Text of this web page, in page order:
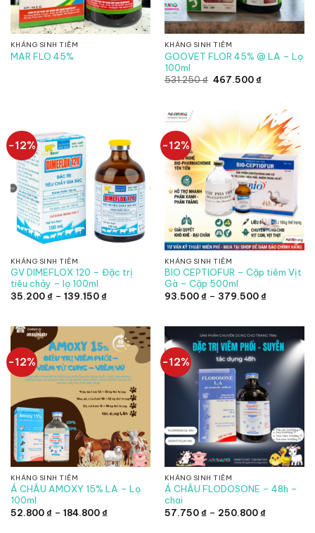
KHÁNG SINH TIÊM
MAR FLO 45%
KHÁNG SINH TIÊM
GOOVET FLOR 45% @ LA – Lọ
100ml
531.250₫ Giá
467.500₫Giá
467.500 ₫.
-12%
KHÁNG SINH TIÊM
GV DIMEFLOX 120 – Đặc trị
tiêu chảy – lọ 100ml
35.200₫ – 139.150₫Khoảng
đến
139.150 ₫
-12%
KHÁNG SINH TIÊM
BIO CEPTIOFUR – Cặp tiêm Vịt
Gà – Cặp 500ml
93.500₫ – 379.500₫Khoảng
đến
379.500 ₫
-12%
KHÁNG SINH TIÊM
Á CHÂU AMOXY 15% LA – Lọ
100ml
52.800₫ – 184.800₫Khoảng
-12%
KHÁNG SINH TIÊM
Á CHÂU FLODOSONE – 48h –
chai
57.750₫ – 250.800₫Khoảng